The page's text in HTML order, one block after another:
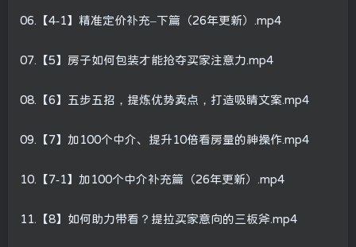
06.【4-1】精准定价补充–下篇（26年更新）.mp4
07.【5】房子如何包装才能抢夺买家注意力.mp4
08.【6】五步五招，提炼优势卖点，打造吸睛文案.mp4
09.【7】加100个中介、提升10倍看房量的神操作.mp4
10.【7-1】加100个中介补充篇（26年更新）.mp4
11.【8】如何助力带看？提拉买家意向的三板斧.mp4